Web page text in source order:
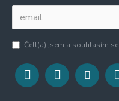
Četl(a) jsem a souhlasím se